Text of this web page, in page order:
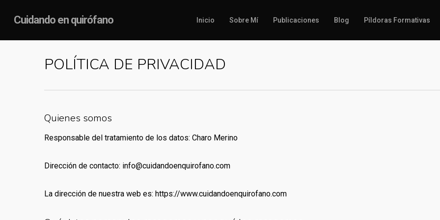
Cuidando en quirófano Inicio Sobre Mí Publicaciones Blog Píldoras Formativas
POLÍTICA DE PRIVACIDAD
Quienes somos
Responsable del tratamiento de los datos: Charo Merino
Dirección de contacto: info@cuidandoenquirofano.com
La dirección de nuestra web es: https://www.cuidandoenquirofano.com